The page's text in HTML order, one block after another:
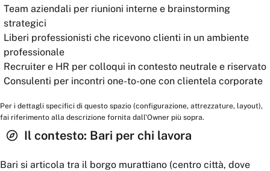
Team aziendali per riunioni interne e brainstorming
strategici
Liberi professionisti che ricevono clienti in un ambiente
professionale
Recruiter e HR per colloqui in contesto neutrale e riservato
Consulenti per incontri one-to-one con clientela corporate
Per i dettagli specifici di questo spazio (configurazione, attrezzature, layout),
fai riferimento alla descrizione fornita dall'Owner più sopra.
Il contesto: Bari per chi lavora
Bari si articola tra il borgo murattiano (centro città, dove